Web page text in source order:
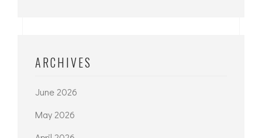
ARCHIVES
June 2026
May 2026